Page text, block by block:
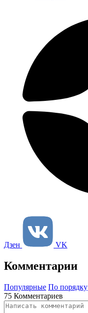
Дзен VK
Комментарии
Популярные По порядку
75 Комментариев